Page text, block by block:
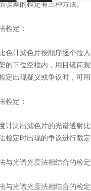
差的检定有三种方法。
定：
计滤色片按顺序逐个拉入
的下位空框内，用目镜筒
定出现疑义或争议时，可
定：
测出滤色片的光谱透射比
检定时出现的争议进行裁
光谱光度法相结合的检定
光谱光度法相结合的检定